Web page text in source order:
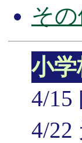
そ
小
4/15
4/22